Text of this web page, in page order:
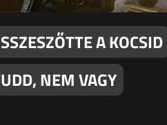
A KOCSID
NEM VAGY